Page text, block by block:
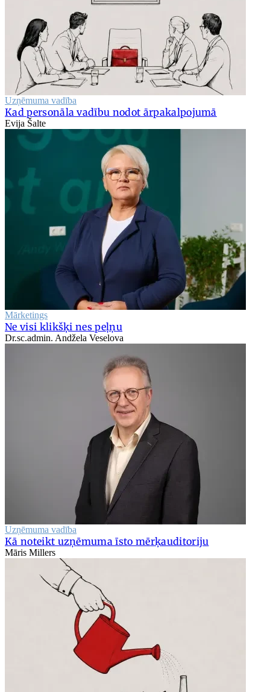
Uzņēmuma vadība
Kad personāla vadību nodot ārpakalpojumā
Evija Šalte
Mārketings
Ne visi klikšķi nes peļņu
Dr.sc.admin. Andžela Veselova
Uzņēmuma vadība
Kā noteikt uzņēmuma īsto mērķauditoriju
Māris Millers